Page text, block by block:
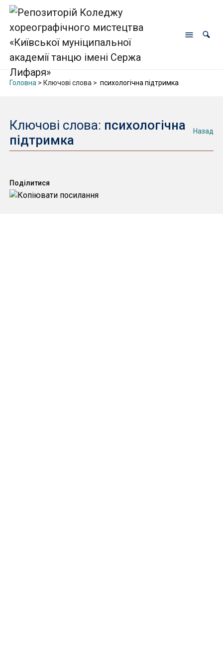
Головна > Ключові слова > психологічна підтримка
Ключові слова: психологічна
підтримка
Назад
Поділитися